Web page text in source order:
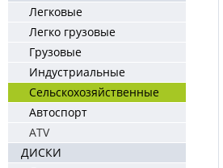
Легковые
Легко грузовые
Грузовые
Индустриальные
Сельскохозяйственные
Автоспорт
ATV
ДИСКИ